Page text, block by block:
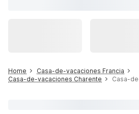
Home
Casa-de-vacaciones Francia
Casa-de-vacaciones Charente
Casa-